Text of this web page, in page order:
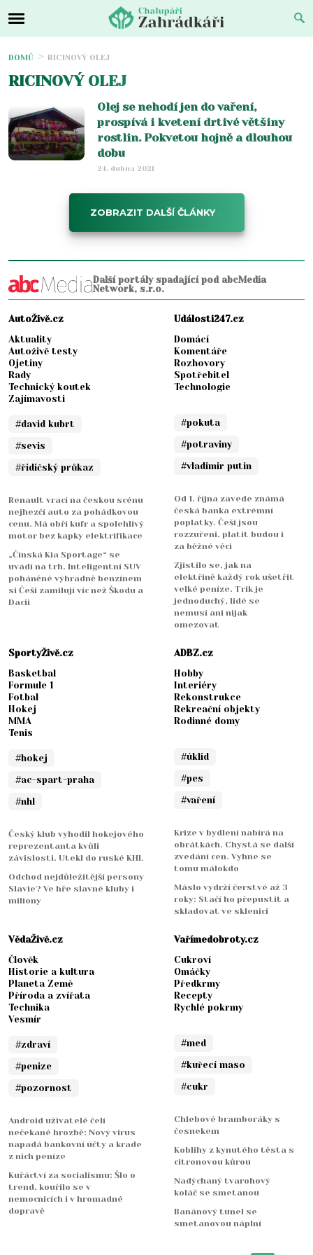
DOMŮ RICINOVÝ OLEJ
RICINOVÝ OLEJ
Olej se nehodí jen do vaření,
prospívá i kvetení drtivé většiny
rostlin. Pokvetou hojně a dlouhou
dobu
24. dubna 2021
ZOBRAZIT DALŠÍ ČLÁNKY
Další portály spadající pod abcMedia
Network, s.r.o.
AutoŽivě.cz
Aktuality
Autoživě testy
Ojetiny
Rady
Technický koutek
Zajímavosti
#david kubrt
#sevis
#řidičský průkaz
Renault vrací na českou scénu
nejhezčí auto za pohádkovou
cenu. Má obří kufr a spolehlivý
motor bez kapky elektrifikace
„Čínská Kia Sportage“ se
uvádí na trh. Inteligentní SUV
poháněné výhradně benzínem
si Češi zamilují víc než Škodu a
Dacii
Události247.cz
Domácí
Komentáře
Rozhovory
Spotřebitel
Technologie
#pokuta
#potraviny
#vladimir putin
Od 1. října zavede známá
česká banka extrémní
poplatky. Češi jsou
rozzuřeni, platit budou i
za běžné věci
Zjistilo se, jak na
elektřině každý rok ušetřit
velké peníze. Trik je
jednoduchý, lidé se
nemusí ani nijak
omezovat
SportyŽivě.cz
Basketbal
Formule 1
Fotbal
Hokej
MMA
Tenis
#hokej
#ac-spart-praha
#nhl
Český klub vyhodil hokejového
reprezentanta kvůli
závislosti. Utekl do ruské KHL
Odchod nejdůležitější persony
Slavie? Ve hře slavné kluby i
miliony
ADBZ.cz
Hobby
Interiéry
Rekonstrukce
Rekreační objekty
Rodinné domy
#úklid
#pes
#vaření
Krize v bydlení nabírá na
obrátkách. Chystá se další
zvedání cen. Vyhne se
tomu málokdo
Máslo vydrží čerstvé až 3
roky: Stačí ho přepustit a
skladovat ve sklenici
VědaŽivě.cz
Člověk
Historie a kultura
Planeta Země
Příroda a zvířata
Technika
Vesmír
#zdraví
#penize
#pozornost
Android uživatelé čelí
nečekané hrozbě: Nový virus
napadá bankovní účty a krade
z nich peníze
Kuřáctví za socialismu: Šlo o
trend, kouřilo se v
nemocnicích i v hromadné
dopravě
Vařímedobroty.cz
Cukroví
Omáčky
Předkrmy
Recepty
Rychlé pokrmy
#med
#kuřecí maso
#cukr
Chlebové bramboráky s
česnekem
Koblihy z kynutého těsta s
citronovou kůrou
Nadýchaný tvarohový
koláč se smetanou
Banánový tunel se
smetanovou náplní